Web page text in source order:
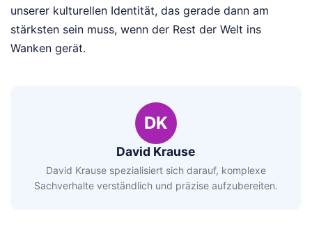
unserer kulturellen Identität, das gerade dann am
stärksten sein muss, wenn der Rest der Welt ins
Wanken gerät.
DK
David Krause
David Krause spezialisiert sich darauf, komplexe
Sachverhalte verständlich und präzise aufzubereiten.